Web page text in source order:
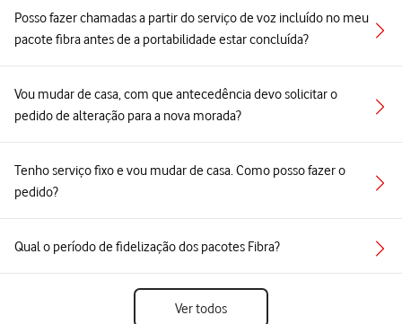
Posso fazer chamadas a partir do serviço de voz incluído no meu
pacote fibra antes de a portabilidade estar concluída?
Vou mudar de casa, com que antecedência devo solicitar o
pedido de alteração para a nova morada?
Tenho serviço fixo e vou mudar de casa. Como posso fazer o
pedido?
Qual o período de fidelização dos pacotes Fibra?
Ver todos